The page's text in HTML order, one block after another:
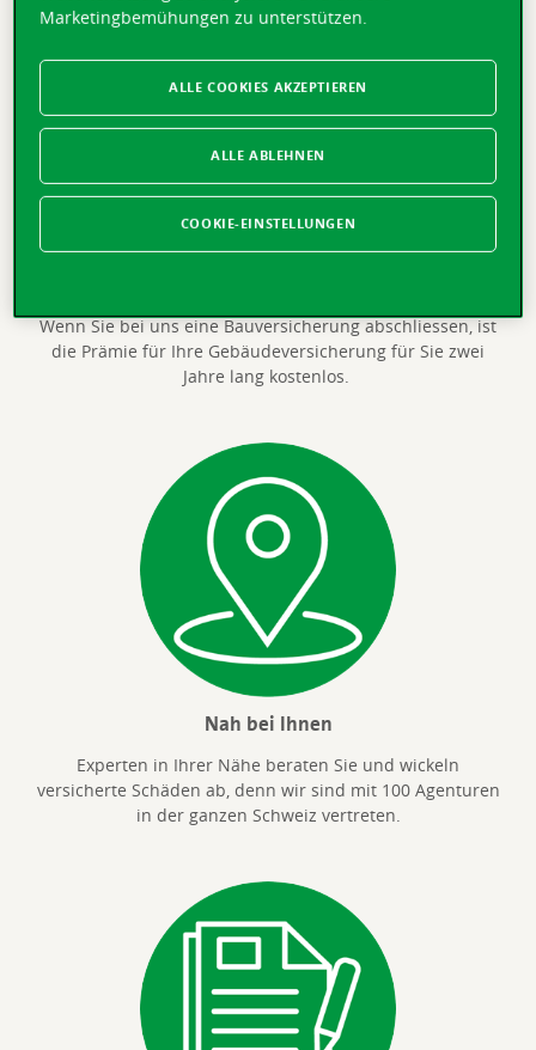
Wenn Sie bei uns eine Bauversicherung abschliessen, ist
die Prämie für Ihre Gebäudeversicherung für Sie zwei
Jahre lang kostenlos.
Nah bei Ihnen
Experten in Ihrer Nähe beraten Sie und wickeln
versicherte Schäden ab, denn wir sind mit 100 Agenturen
in der ganzen Schweiz vertreten.
Marketingbemühungen zu unterstützen.
ALLE ABLEHNEN
ALLE COOKIES AKZEPTIEREN
COOKIE-EINSTELLUNGEN